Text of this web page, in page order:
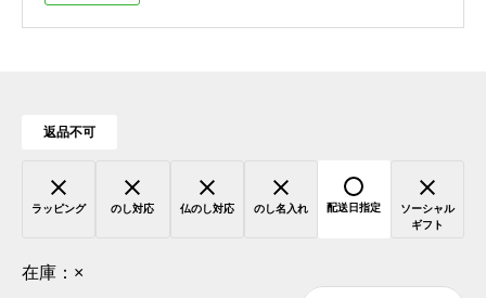
返品不可
ラッピング のし対応 仏のし対応 のし名入れ 配送日指定
ソーシャル
ギフト
在庫： ×